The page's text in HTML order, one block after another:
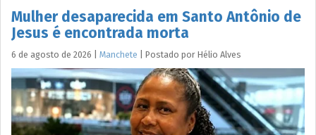
Mulher desaparecida em Santo Antônio de
Jesus é encontrada morta
6 de agosto de 2026 Manchete Postado por Hélio Alves